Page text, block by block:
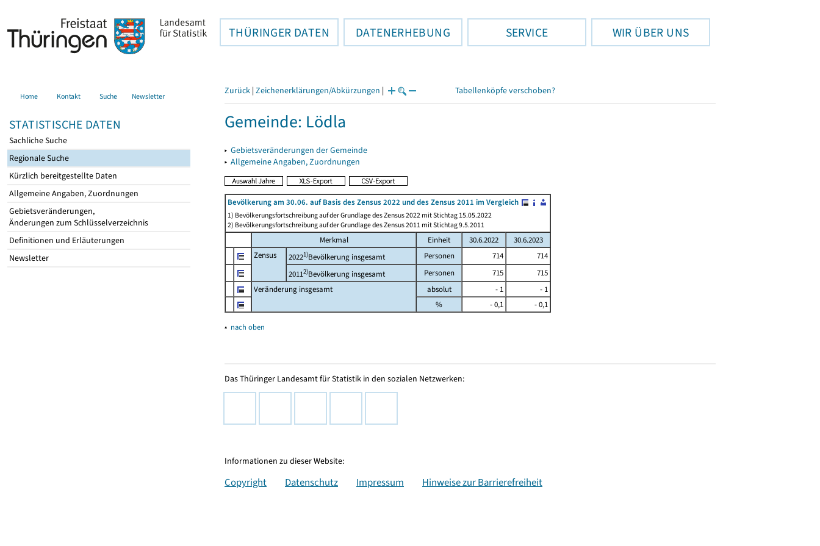
THÜRINGER DATEN DATENERHEBUNG SERVICE WIR ÜBER UNS
Home Kontakt Suche Newsletter
STATISTISCHE DATEN
Sachliche Suche
Regionale Suche
Kürzlich bereitgestellte Daten
Allgemeine Angaben, Zuordnungen
Gebietsveränderungen,
Änderungen zum Schlüsselverzeichnis
Definitionen und Erläuterungen
Newsletter
Zurück | Zeichenerklärungen/Abkürzungen | Tabellenköpfe verschoben?
Gemeinde: Lödla
▸ Gebietsveränderungen der Gemeinde
▸ Allgemeine Angaben, Zuordnungen
Bevölkerung am 30.06. auf Basis des Zensus 2022 und des Zensus 2011 im Vergleich
1) Bevölkerungsfortschreibung auf der Grundlage des Zensus 2022 mit Stichtag 15.05.2022
2) Bevölkerungsfortschreibung auf der Grundlage des Zensus 2011 mit Stichtag 9.5.2011
Merkmal Einheit 30.6.2022
30.6.2023
Zensus
20221)Bevölkerung insgesamt Personen 714
714
20112)Bevölkerung insgesamt Personen 715
715
Veränderung insgesamt
absolut - 1
- 1
%
- 0,1 - 0,1
▴ nach oben
Das Thüringer Landesamt für Statistik in den sozialen Netzwerken:
Informationen zu dieser Website:
Copyright Datenschutz Impressum Hinweise zur Barrierefreiheit